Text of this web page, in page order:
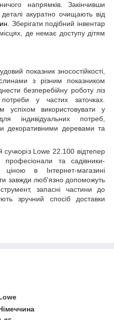
напрямків. Закінчивши
деталі акуратно очищають від
. Зберігати подібний інвентар
де немає доступу дітям
показник зносостійкості,
з різним показником
безперебійну роботу ліз
потреби у частих заточках.
успіхом використовувати у
індивідуальних потреб,
декоративними деревами та
Lowe 22.100 відтепер
професіонали та садівники-
в Інтернет-магазині
завжди люб'язно допоможуть
запасні частини до
зручний спосіб доставки